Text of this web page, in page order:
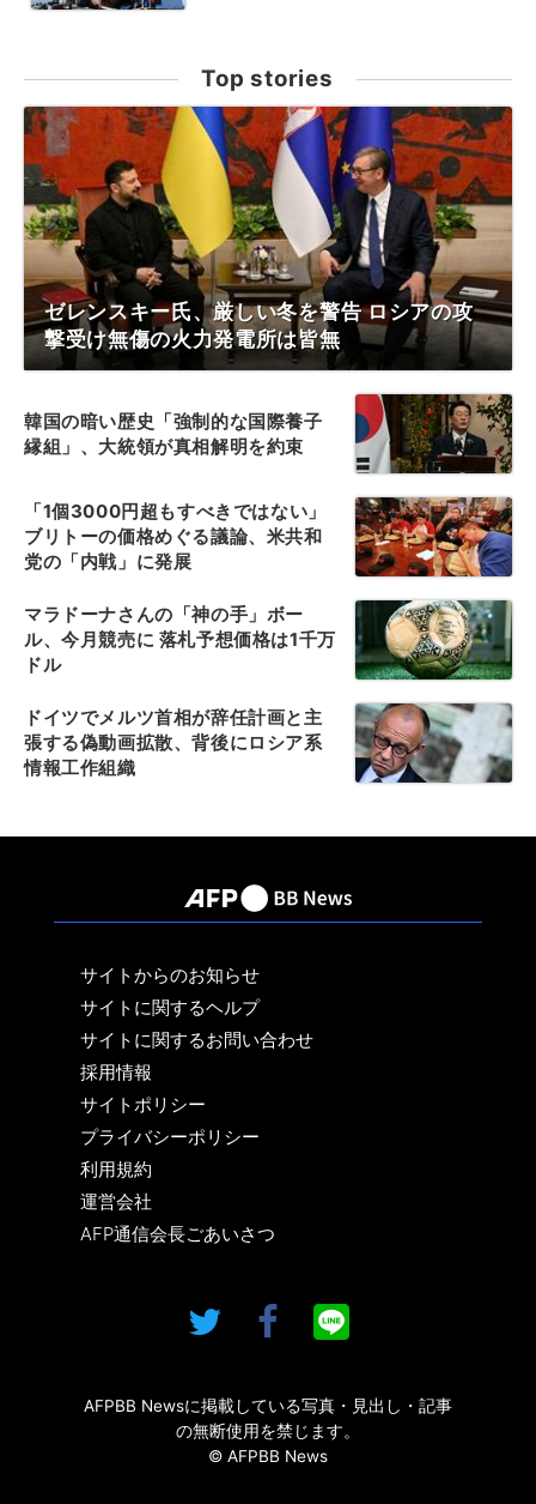
Top stories
ゼレンスキー氏、厳しい冬を警告 ロシアの攻
撃受け無傷の火力発電所は皆無
韓国の暗い歴史「強制的な国際養子
縁組」、大統領が真相解明を約束
「1個3000円超もすべきではない」
ブリトーの価格めぐる議論、米共和
党の「内戦」に発展
マラドーナさんの「神の手」ボー
ル、今月競売に 落札予想価格は1千万
ドル
ドイツでメルツ首相が辞任計画と主
張する偽動画拡散、背後にロシア系
情報工作組織
サイトからのお知らせ
サイトに関するヘルプ
サイトに関するお問い合わせ
採用情報
サイトポリシー
プライバシーポリシー
利用規約
運営会社
AFP通信会長ごあいさつ
AFPBB Newsに掲載している写真・見出し・記事
の無断使用を禁じます。
© AFPBB News